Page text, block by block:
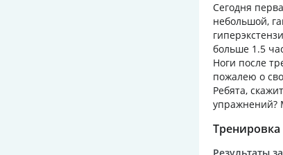
Сегодня
небольшой,
больше 1.5
Ноги после
пожалею о
Ребята,
упражнений?